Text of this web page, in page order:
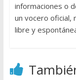
informaciones o
un vocero oficial,
libre y